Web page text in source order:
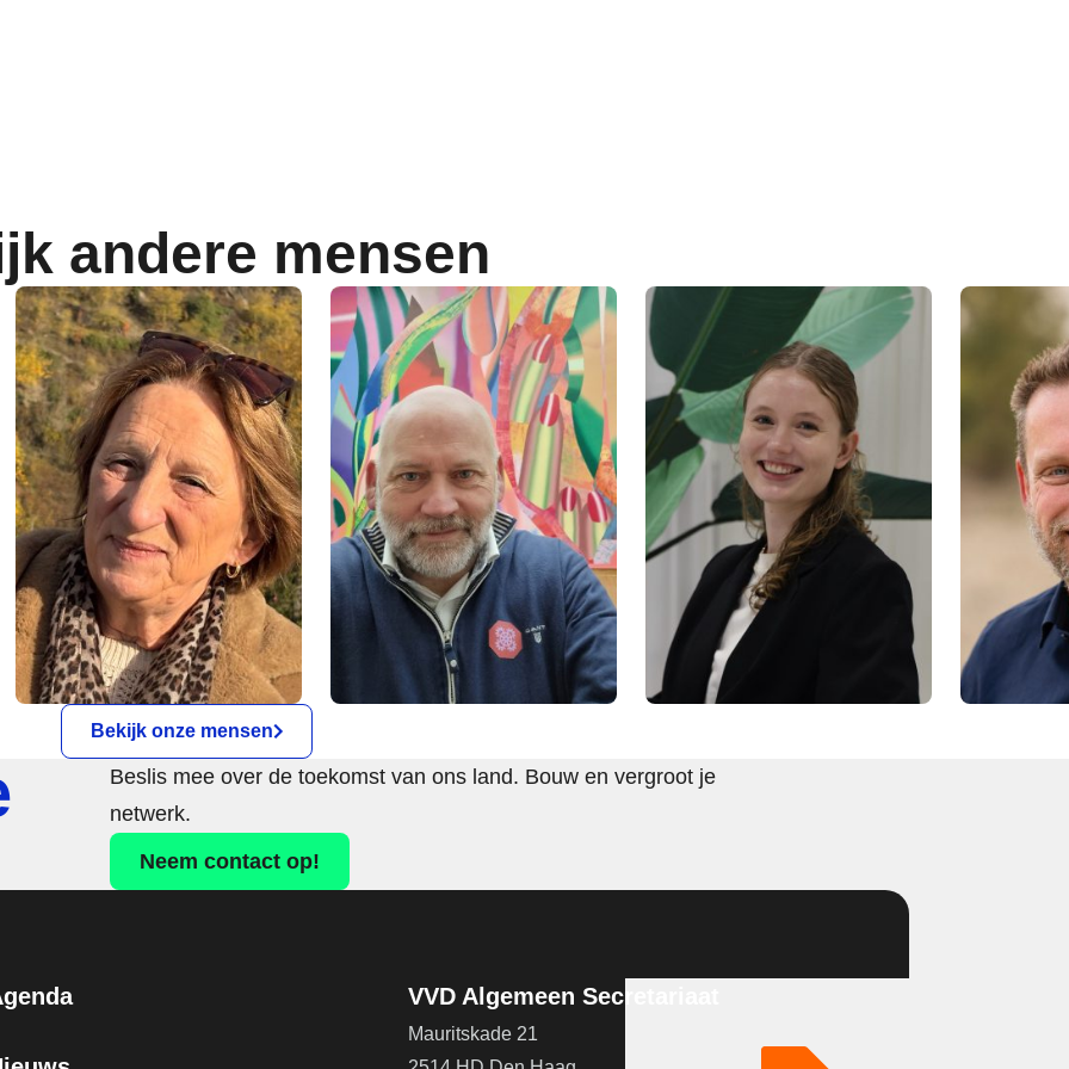
andere mensen
Bekijk onze mensen
Beslis mee over de toekomst van ons land. Bouw en vergroot je
netwerk.
Neem contact op!
VVD Algemeen Secretariaat
Mauritskade 21